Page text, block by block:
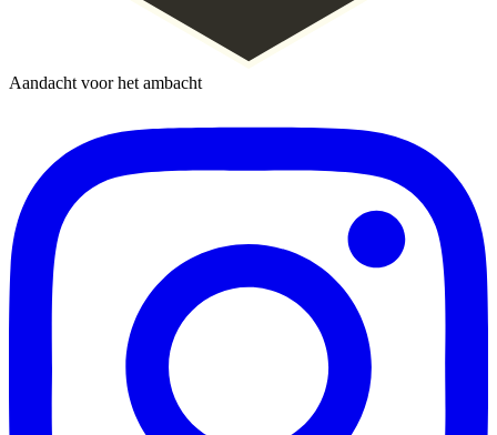
Aandacht voor het ambacht